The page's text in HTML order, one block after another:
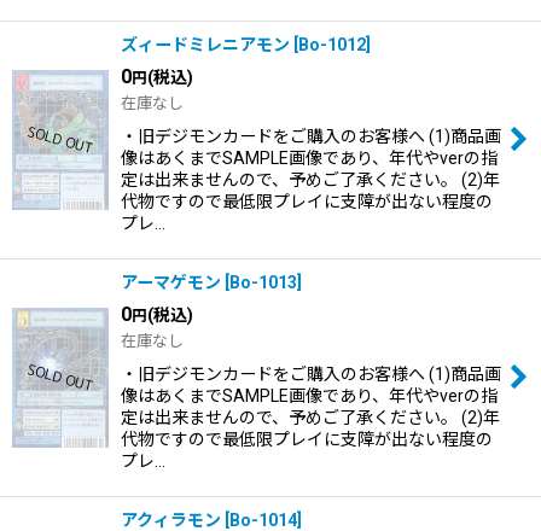
ズィードミレニアモン Bo-1012
0円(税込)
在庫なし
・旧デジモンカードをご購入のお客様へ (1)商品画
像はあくまでSAMPLE画像であり、年代やverの指
定は出来ませんので、予めご了承ください。 (2)年
代物ですので最低限プレイに支障が出ない程度の
プレ…
アーマゲモン Bo-1013
0円(税込)
在庫なし
・旧デジモンカードをご購入のお客様へ (1)商品画
像はあくまでSAMPLE画像であり、年代やverの指
定は出来ませんので、予めご了承ください。 (2)年
代物ですので最低限プレイに支障が出ない程度の
プレ…
アクィラモン Bo-1014]